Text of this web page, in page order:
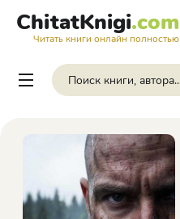
ChitatKnigi.com
Читать книги онлайн полностью